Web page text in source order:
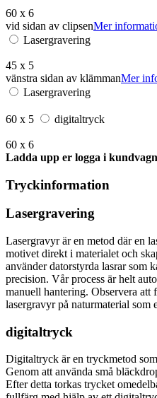
60 x 6
vid sidan av clipsenMer
Lasergravering
45 x 5
vänstra sidan av klämmanMer
Lasergravering
60 x 5 digitaltryck
60 x 6
Ladda upp er logga i
Tryckinformation
Lasergravering
Lasergravyr är en metod där en
motivet direkt i materialet och
använder datorstyrda lasrar som
precision. Vår process är helt
manuell hantering. Observera att
lasergravyr på naturmaterial som
digitaltryck
Digitaltryck är en tryckmetod
Genom att använda små
Efter detta torkas trycket